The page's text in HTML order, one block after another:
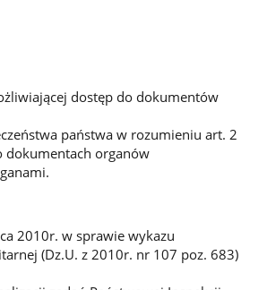
dostęp do dokumentów
państwa w rozumieniu art. 2
dokumentach organów
2010r. w sprawie wykazu
(Dz.U. z 2010r. nr 107 poz. 683)